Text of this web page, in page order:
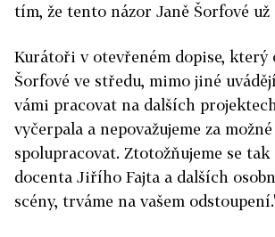
tím, že tento názor Janě Šorfové
Kurátoři v otevřeném dopise, který
Šorfové ve středu, mimo jiné
vámi pracovat na dalších
vyčerpala a nepovažujeme za
spolupracovat. Ztotožňujeme se tak
docenta Jiřího Fajta a dalších
scény, trváme na vašem